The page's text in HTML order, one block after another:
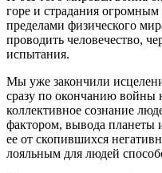
горе и страдания огромным
пределами физического
проводить человечество,
испытания.
Мы уже закончили
сразу по окончанию войны
коллективное сознание
фактором, вывода планеты
ее от скопившихся
лояльным для людей